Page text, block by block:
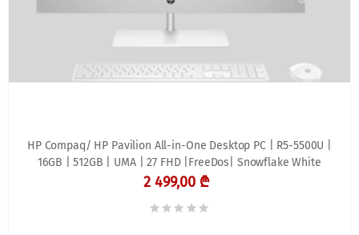
HP Compaq/ HP Pavilion All-in-One Desktop PC | R5-5500U |
16GB | 512GB | UMA | 27 FHD |FreeDos| Snowflake White
2 499,00 ₾